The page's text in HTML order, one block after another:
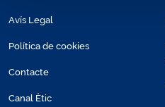
Avís Legal
Política de cookies
Contacte
Canal Ètic